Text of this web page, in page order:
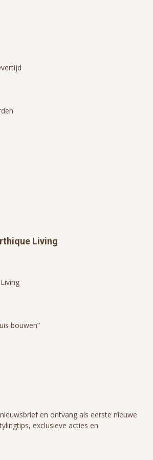
Living
bouwen”
en ontvang als eerste nieuwe
exclusieve acties en